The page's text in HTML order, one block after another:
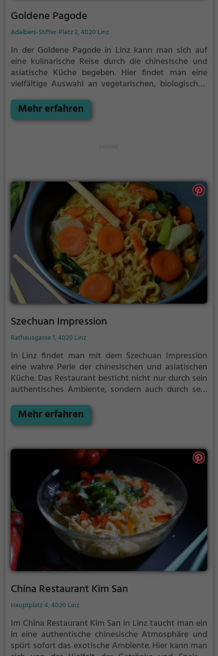
Goldene Pagode
Adalbert-Stifter-Platz 2, 4020 Linz
In der Goldene Pagode in Linz kann man sich auf
eine kulinarische Reise durch die chinesische und
asiatische Küche begeben. Hier findet man eine
vielfältige Auswahl an vegetarischen, biologischen
Genießer überzeugen. Das exotische Ambiente und
die entspannte Atmosphäre laden dazu ein, sich
Genüsse in höchster Qualität erleben kann.
Mehr erfahren
Szechuan Impression
Rathausgasse 1, 4020 Linz
In Linz findet man mit dem Szechuan Impression
eine wahre Perle der chinesischen und asiatischen
Küche. Das Restaurant besticht nicht nur durch sein
authentisches Ambiente, sondern auch durch sein
ob Fleischliebhaber oder Vegetarier, hier kommt
jeder auf seine Kosten. Die Speisekarte überzeugt
Klassikern und innovativen Kreationen. Tauche ein in
die Welt der Szechuan-Küche und erlebe einen
kulinarischen Genuss, der alle Sinne anspricht. Wer
sich auf eine Reise in die fernöstliche Gastronomie
begeben möchte, ist im Szechuan Impression genau
richtig.
Mehr erfahren
China Restaurant Kim San
Hauptplatz 4, 4020 Linz
Im China Restaurant Kim San in Linz taucht man ein
in eine authentische chinesische Atmosphäre und
spürt sofort das exotische Ambiente. Hier kann man